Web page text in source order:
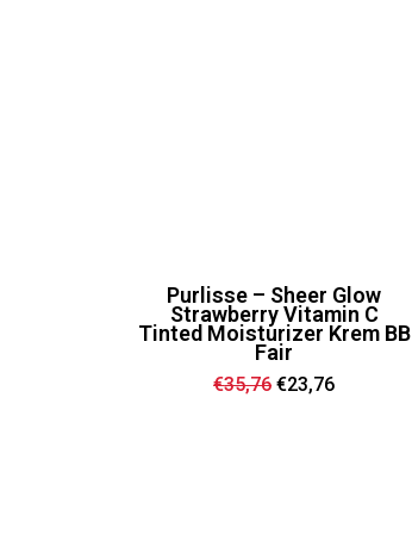
Purlisse – Sheer Glow
Strawberry Vitamin C
Tinted Moisturizer Krem BB
Fair
€35,76 Ursprünglicher
Preis
€23,76Aktueller